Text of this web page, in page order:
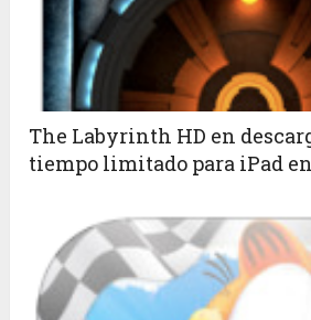
The Labyrinth HD en
tiempo limitado para iPad